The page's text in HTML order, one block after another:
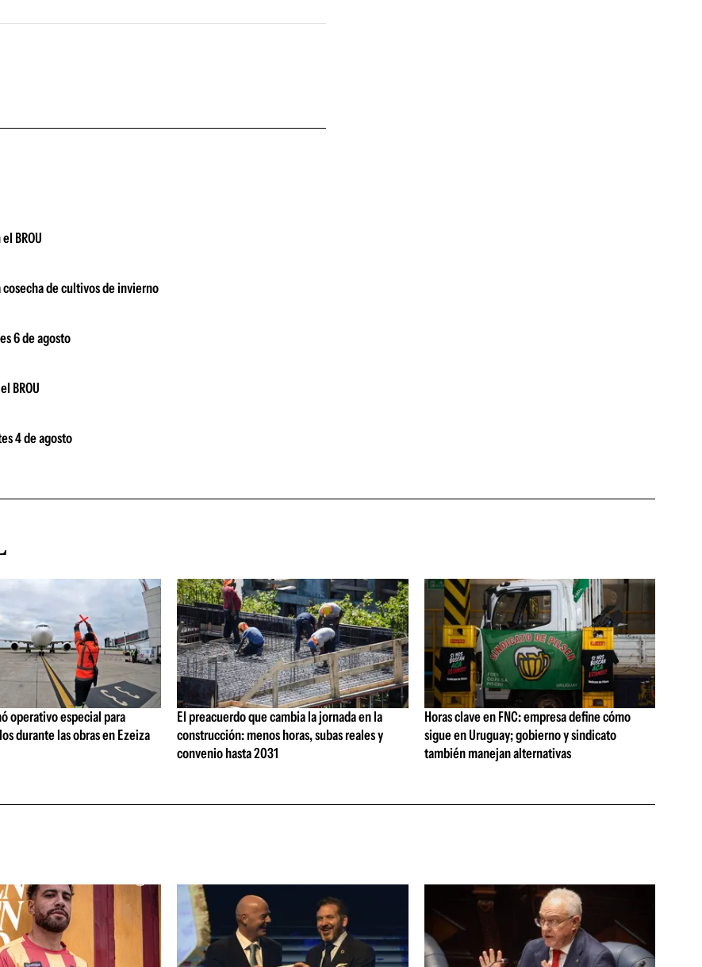
BROU
de cultivos de invierno
6 de agosto
BROU
4 de agosto
operativo especial para
durante las obras en Ezeiza
El preacuerdo que cambia la jornada en la
construcción: menos horas, subas reales y
convenio hasta 2031
Horas clave en FNC: empresa define cómo
sigue en Uruguay; gobierno y sindicato
también manejan alternativas